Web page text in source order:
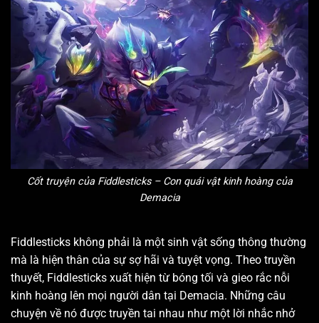
Cốt truyện của Fiddlesticks – Con quái vật kinh hoàng của
Demacia
Fiddlesticks không phải là một sinh vật sống thông thường
mà là hiện thân của sự sợ hãi và tuyệt vọng. Theo truyền
thuyết, Fiddlesticks xuất hiện từ bóng tối và gieo rắc nỗi
kinh hoàng lên mọi người dân tại Demacia. Những câu
chuyện về nó được truyền tai nhau như một lời nhắc nhở